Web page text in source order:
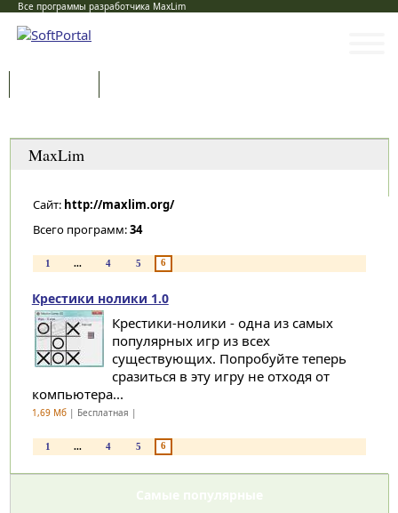
Все программы разработчика MaxLim
MaxLim
Сайт: http://maxlim.org/
Всего программ:34
1 ... 4 5 6
Крестики нолики 1.0
Крестики-нолики - одна из самых
популярных игр из всех
существующих. Попробуйте теперь
сразиться в эту игру не отходя от
компьютера...
1,69 Мб| Бесплатная |
1 ... 4 5 6
Самые популярные